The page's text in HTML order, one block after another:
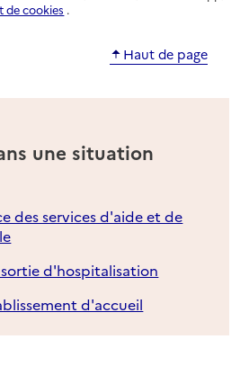
de cookies .
Haut de page
une situation
des services d'aide et de
d'hospitalisation
d'accueil